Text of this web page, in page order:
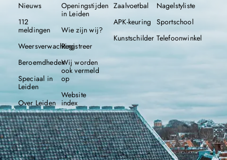
Nieuws
112
meldingen
Weersverwachting
Beroemdheden
Speciaal in
Leiden
Over Leiden
Openingstijden
in Leiden
Wie zijn wij?
Registreer
Wij worden
ook vermeld
op
Website
index
Zaalvoetbal
APK-keuring
Kunstschilder
Nagelstyliste
Sportschool
Telefoonwinkel